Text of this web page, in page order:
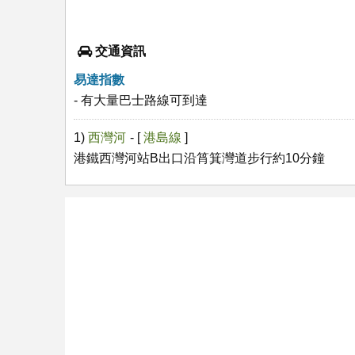
交通資訊
易達指數
- 有大量巴士路線可到達
1) 西灣河 - [港島線 ]
港鐵西灣河站B出口沿筲箕灣道步行約10分鐘